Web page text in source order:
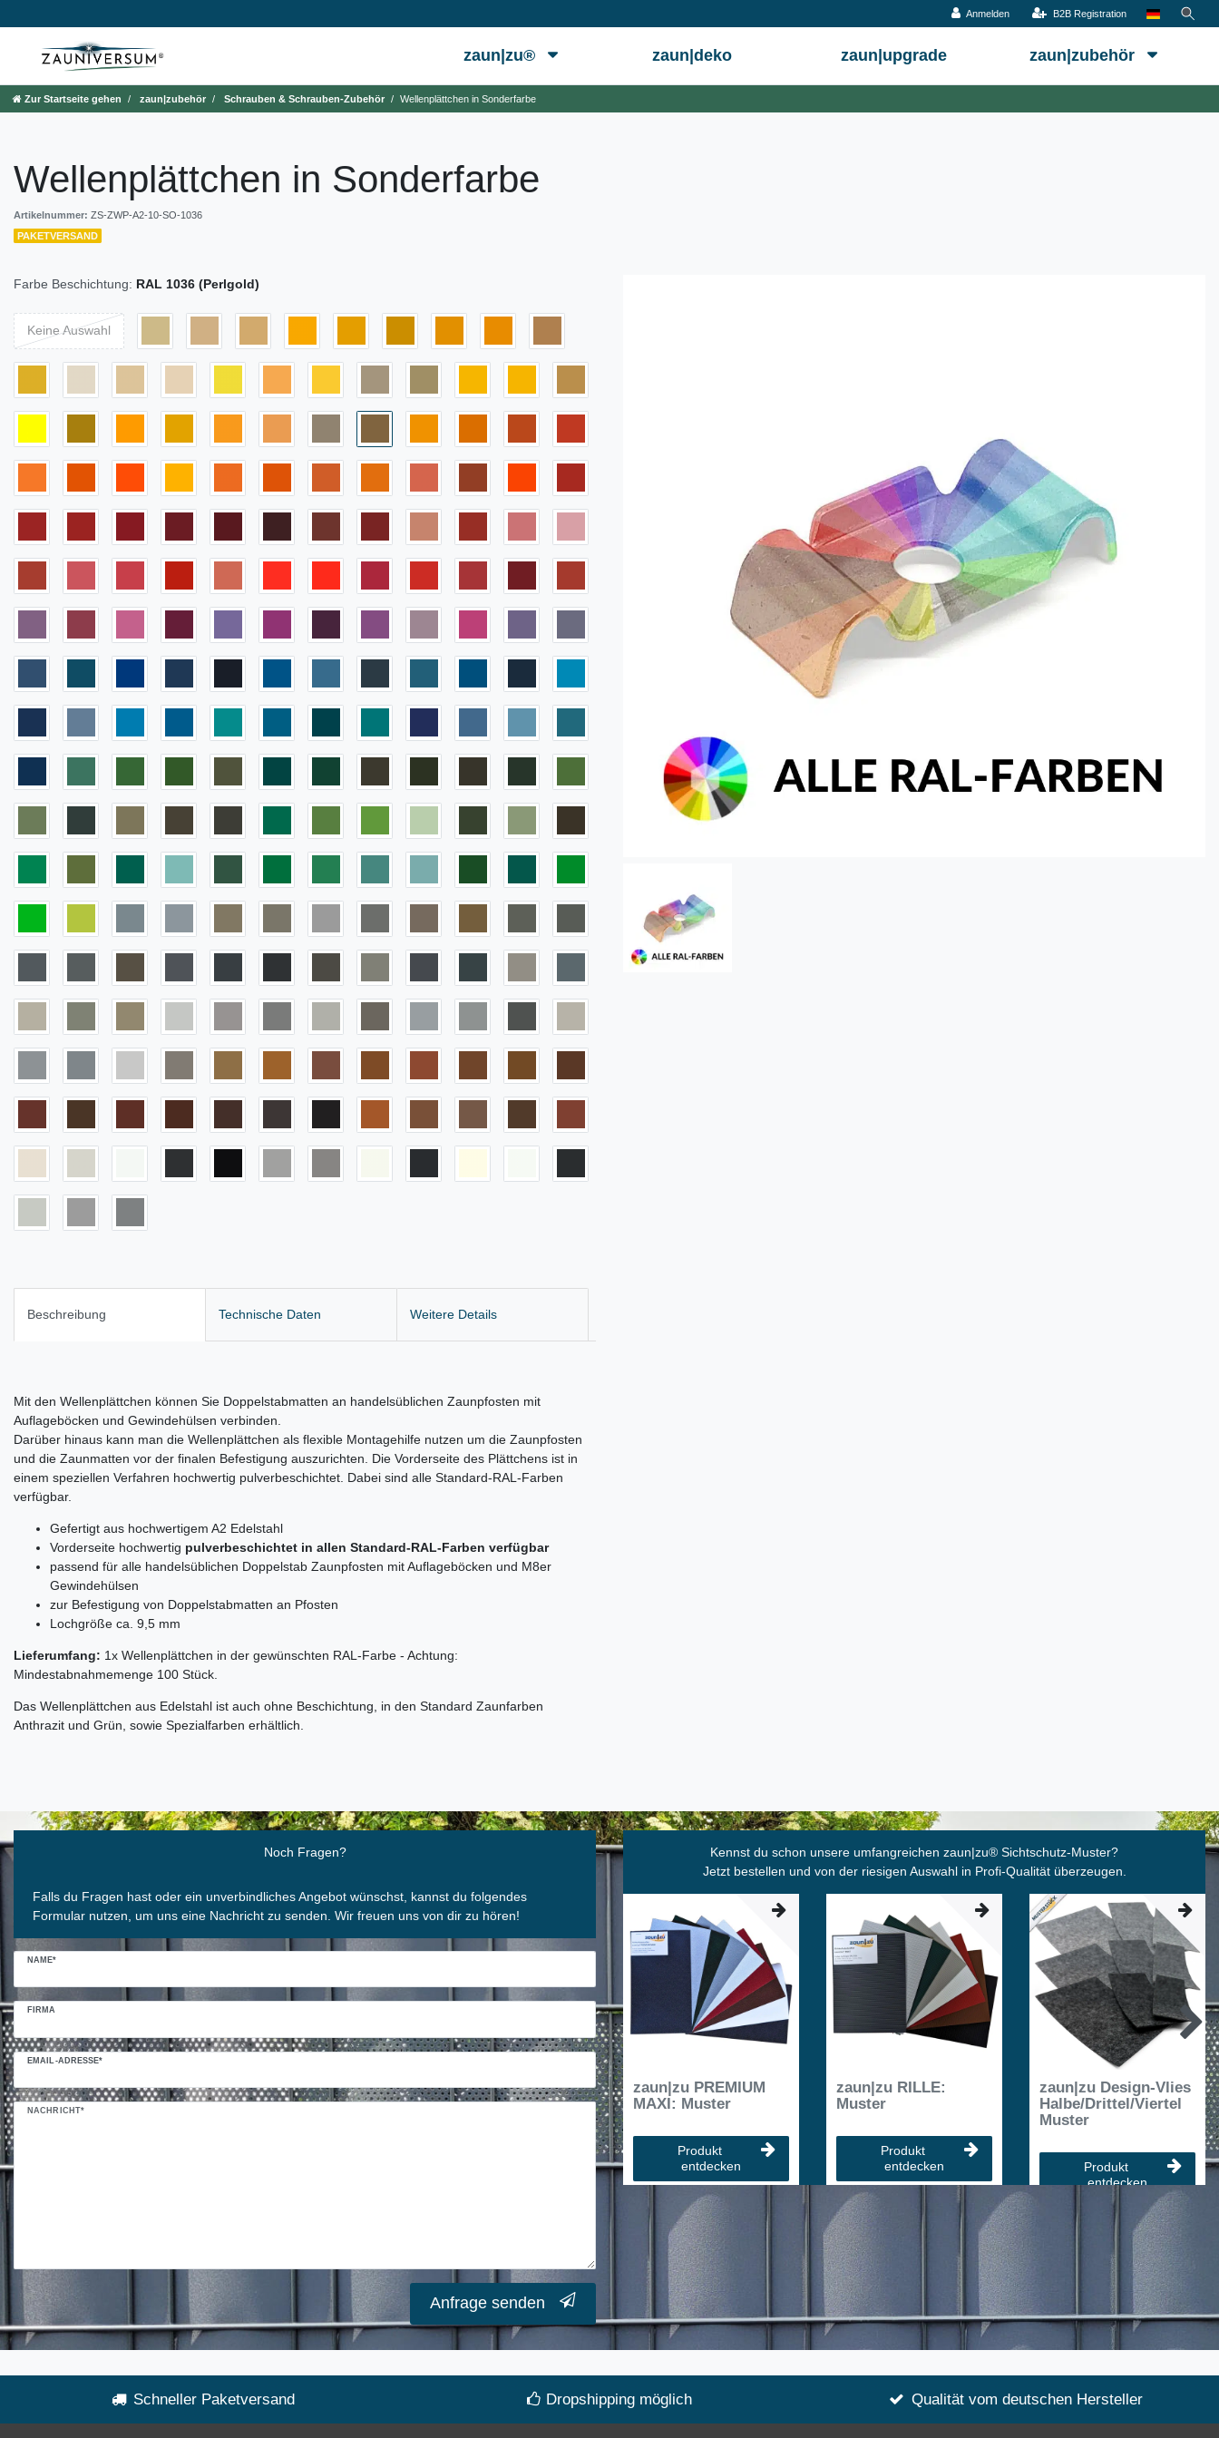
Anmelden B2B Registration
zaun|zu® zaun|deko zaun|upgrade zaun|zubehör
Zur Startseite gehen zaun|zubehör Schrauben & Schrauben-Zubehör Wellenplättchen in Sonderfarbe
Wellenplättchen in Sonderfarbe
Artikelnummer: ZS-ZWP-A2-10-SO-1036
PAKETVERSAND
Farbe Beschichtung: RAL 1036 (Perlgold)
Keine Auswahl
Beschreibung Technische Daten Weitere Details
Mit den Wellenplättchen können Sie Doppelstabmatten an handelsüblichen Zaunpfosten mit
Auflageböcken und Gewindehülsen verbinden.
Darüber hinaus kann man die Wellenplättchen als flexible Montagehilfe nutzen um die Zaunpfosten
und die Zaunmatten vor der finalen Befestigung auszurichten. Die Vorderseite des Plättchens ist in
einem speziellen Verfahren hochwertig pulverbeschichtet. Dabei sind alle Standard-RAL-Farben
verfügbar.
Gefertigt aus hochwertigem A2 Edelstahl
Vorderseite hochwertig pulverbeschichtet in allen Standard-RAL-Farben verfügbar
passend für alle handelsüblichen Doppelstab Zaunpfosten mit Auflageböcken und M8er
Gewindehülsen
zur Befestigung von Doppelstabmatten an Pfosten
Lochgröße ca. 9,5 mm
Lieferumfang: 1x Wellenplättchen in der gewünschten RAL-Farbe - Achtung:
Mindestabnahmemenge 100 Stück.
Das Wellenplättchen aus Edelstahl ist auch ohne Beschichtung, in den Standard Zaunfarben
Anthrazit und Grün, sowie Spezialfarben erhältlich.
Noch Fragen?
Falls du Fragen hast oder ein unverbindliches Angebot wünschst, kannst du folgendes
Formular nutzen, um uns eine Nachricht zu senden. Wir freuen uns von dir zu hören!
NAME*
FIRMA
EMAIL-ADRESSE*
NACHRICHT*
Ceres::Template.mailFormHoneypotLabel
Anfrage senden
Kennst du schon unsere umfangreichen zaun|zu® Sichtschutz-Muster?
Jetzt bestellen und von der riesigen Auswahl in Profi-Qualität überzeugen.
zaun|zu PREMIUM
MAXI: Muster
Produkt
entdecken
zaun|zu RILLE:
Muster
Produkt
entdecken
zaun|zu Design-Vlies
Halbe/Drittel/Viertel
Muster
Produkt
entdecken
Schneller Paketversand Dropshipping möglich Qualität vom deutschen Hersteller